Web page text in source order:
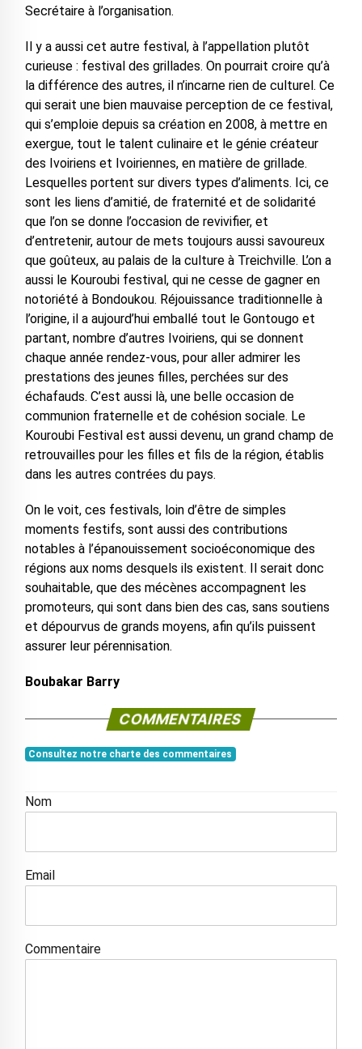
Secrétaire à l’organisation.
Il y a aussi cet autre festival, à l’appellation plutôt
curieuse : festival des grillades. On pourrait croire qu’à
la différence des autres, il n’incarne rien de culturel. Ce
qui serait une bien mauvaise perception de ce festival,
qui s’emploie depuis sa création en 2008, à mettre en
exergue, tout le talent culinaire et le génie créateur
des Ivoiriens et Ivoiriennes, en matière de grillade.
Lesquelles portent sur divers types d’aliments. Ici, ce
sont les liens d’amitié, de fraternité et de solidarité
que l’on se donne l’occasion de revivifier, et
d’entretenir, autour de mets toujours aussi savoureux
que goûteux, au palais de la culture à Treichville. L’on a
aussi le Kouroubi festival, qui ne cesse de gagner en
notoriété à Bondoukou. Réjouissance traditionnelle à
l’origine, il a aujourd’hui emballé tout le Gontougo et
partant, nombre d’autres Ivoiriens, qui se donnent
chaque année rendez-vous, pour aller admirer les
prestations des jeunes filles, perchées sur des
échafauds. C’est aussi là, une belle occasion de
communion fraternelle et de cohésion sociale. Le
Kouroubi Festival est aussi devenu, un grand champ de
retrouvailles pour les filles et fils de la région, établis
dans les autres contrées du pays.
On le voit, ces festivals, loin d’être de simples
moments festifs, sont aussi des contributions
notables à l’épanouissement socioéconomique des
régions aux noms desquels ils existent. Il serait donc
souhaitable, que des mécènes accompagnent les
promoteurs, qui sont dans bien des cas, sans soutiens
et dépourvus de grands moyens, afin qu’ils puissent
assurer leur pérennisation.
Boubakar Barry
COMMENTAIRES
Consultez notre charte des commentaires
Nom
Email
Commentaire